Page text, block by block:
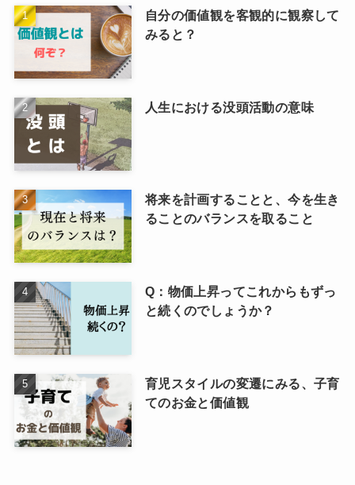
自分の価値観を客観的に観察して
みると？
人生における没頭活動の意味
将来を計画することと、今を生き
ることのバランスを取ること
Q：物価上昇ってこれからもずっ
と続くのでしょうか？
育児スタイルの変遷にみる、子育
てのお金と価値観